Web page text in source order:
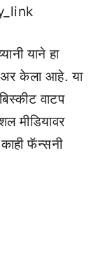
याने हा
केला आहे. या
वाटप
मीडियावर
फॅन्सनी